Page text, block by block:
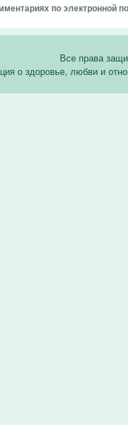
по электронной
Все права
о здоровье, любви и